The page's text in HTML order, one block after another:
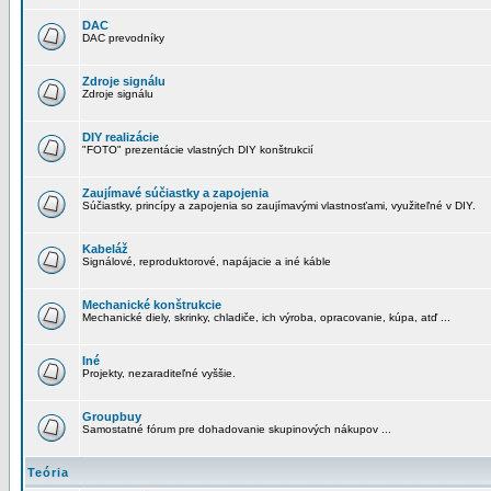
DAC
DAC prevodníky
Zdroje signálu
Zdroje signálu
DIY realizácie
"FOTO" prezentácie vlastných DIY konštrukcií
Zaujímavé súčiastky a zapojenia
Súčiastky, princípy a zapojenia so zaujímavými vlastnosťami, využiteľné v DIY.
Kabeláž
Signálové, reproduktorové, napájacie a iné káble
Mechanické konštrukcie
Mechanické diely, skrinky, chladiče, ich výroba, opracovanie, kúpa, atď ...
Iné
Projekty, nezaraditeľné vyššie.
Groupbuy
Samostatné fórum pre dohadovanie skupinových nákupov ...
Teória